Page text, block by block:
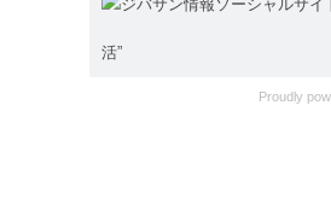
ジバサン情報ソーシャルサイ
活”
Proudly